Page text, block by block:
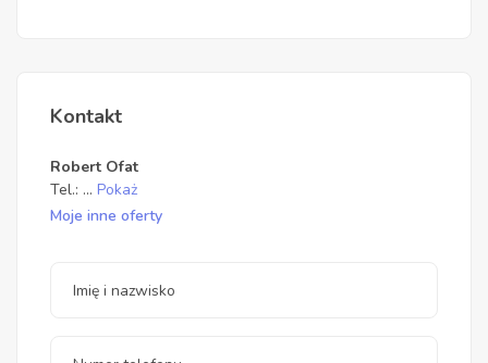
Kontakt
Robert Ofat
Tel.: ... Pokaż
Moje inne oferty